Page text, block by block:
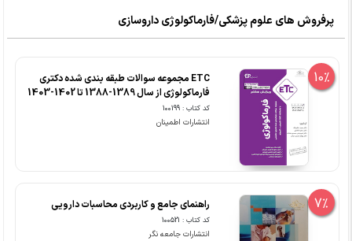
پرفروش های علوم پزشکی/فارماکولوژی داروسازی
10%
ETC مجموعه سوالات طبقه بندی شده دکتری
فارماکولوژی از سال 1389-1388 تا 1402-1403
کد کتاب : 100199
انتشارات اطمینان
7% راهنمای جامع و کاربردی محاسبات دارویی
کد کتاب : 100521
انتشارات جامعه نگر